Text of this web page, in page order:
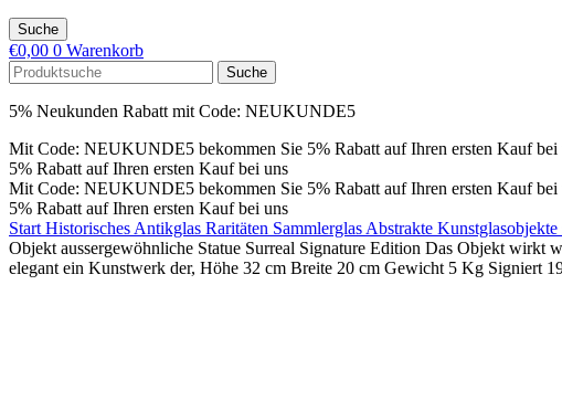
Suche
€0,00 0 Warenkorb
Suche
5% Neukunden Rabatt mit Code: NEUKUNDE5
Mit Code: NEUKUNDE5 bekommen Sie 5% Rabatt auf Ihren ersten Kauf bei
5% Rabatt auf Ihren ersten Kauf bei uns
Mit Code: NEUKUNDE5 bekommen Sie 5% Rabatt auf Ihren ersten Kauf bei
5% Rabatt auf Ihren ersten Kauf bei uns
Start Historisches Antikglas Raritäten Sammlerglas Abstrakte Kunstglasobjekte
Objekt aussergewöhnliche Statue Surreal Signature Edition Das Objekt wirkt
elegant ein Kunstwerk der, Höhe 32 cm Breite 20 cm Gewicht 5 Kg Signiert